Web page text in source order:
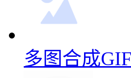
多图合成GIF